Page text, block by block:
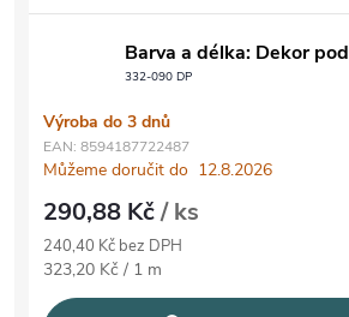
Barva a délka: Dekor
332-090 DP
Výroba do 3 dnů
EAN: 8594187722487
Můžeme doručit do 12.8.2026
290,88 Kč/ ks
240,40 Kč bez DPH
Měrná cena:
323,20 Kč / 1 m